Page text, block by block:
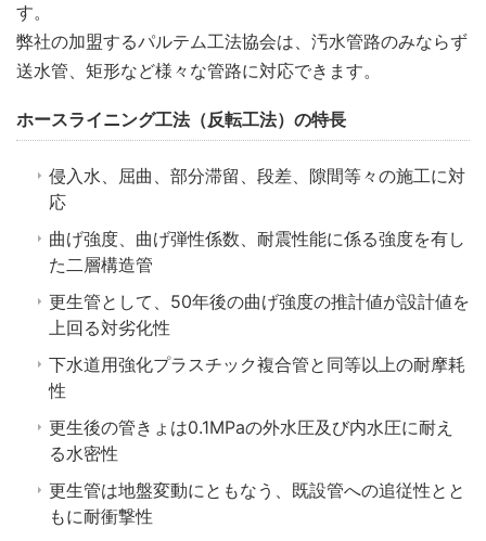
す。
弊社の加盟するパルテム工法協会は、汚水管路のみならず
送水管、矩形など様々な管路に対応できます。
ホースライニング工法（反転工法）の特長
侵入水、屈曲、部分滞留、段差、隙間等々の施工に対
応
曲げ強度、曲げ弾性係数、耐震性能に係る強度を有し
た二層構造管
更生管として、50年後の曲げ強度の推計値が設計値を
上回る対劣化性
下水道用強化プラスチック複合管と同等以上の耐摩耗
性
更生後の管きょは0.1MPaの外水圧及び内水圧に耐え
る水密性
更生管は地盤変動にともなう、既設管への追従性とと
もに耐衝撃性